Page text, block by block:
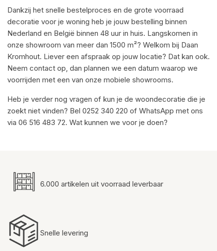
Dankzij het snelle bestelproces en de grote voorraad
decoratie voor je woning heb je jouw bestelling binnen
Nederland en België binnen 48 uur in huis. Langskomen in
onze showroom van meer dan 1500 m²? Welkom bij Daan
Kromhout. Liever een afspraak op jouw locatie? Dat kan ook.
Neem contact op, dan plannen we een datum waarop we
voorrijden met een van onze mobiele showrooms.
Heb je verder nog vragen of kun je de woondecoratie die je
zoekt niet vinden? Bel 0252 340 220 of WhatsApp met ons
via 06 516 483 72. Wat kunnen we voor je doen?
6.000 artikelen uit voorraad leverbaar
Snelle levering